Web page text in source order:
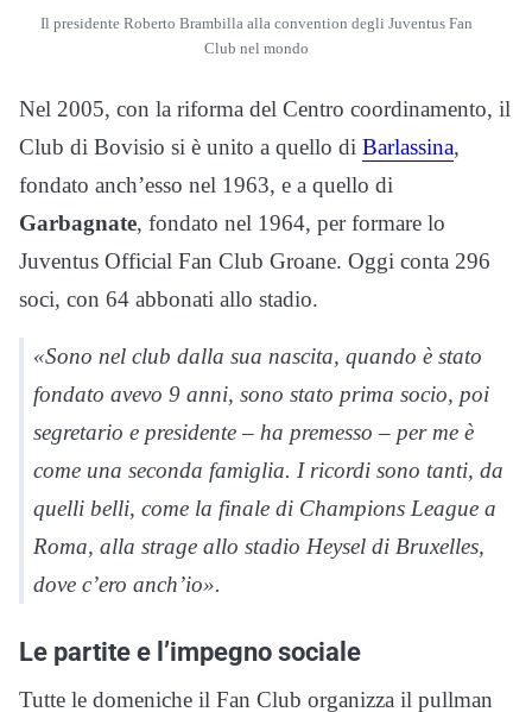
Il presidente Roberto Brambilla alla convention degli Juventus Fan
Club nel mondo
Nel 2005, con la riforma del Centro coordinamento, il
Club di Bovisio si è unito a quello di Barlassina,
fondato anch’esso nel 1963, e a quello di
Garbagnate, fondato nel 1964, per formare lo
Juventus Official Fan Club Groane. Oggi conta 296
soci, con 64 abbonati allo stadio.
«Sono nel club dalla sua nascita, quando è stato
fondato avevo 9 anni, sono stato prima socio, poi
segretario e presidente – ha premesso – per me è
come una seconda famiglia. I ricordi sono tanti, da
quelli belli, come la finale di Champions League a
Roma, alla strage allo stadio Heysel di Bruxelles,
dove c’ero anch’io».
Le partite e l’impegno sociale
Tutte le domeniche il Fan Club organizza il pullman